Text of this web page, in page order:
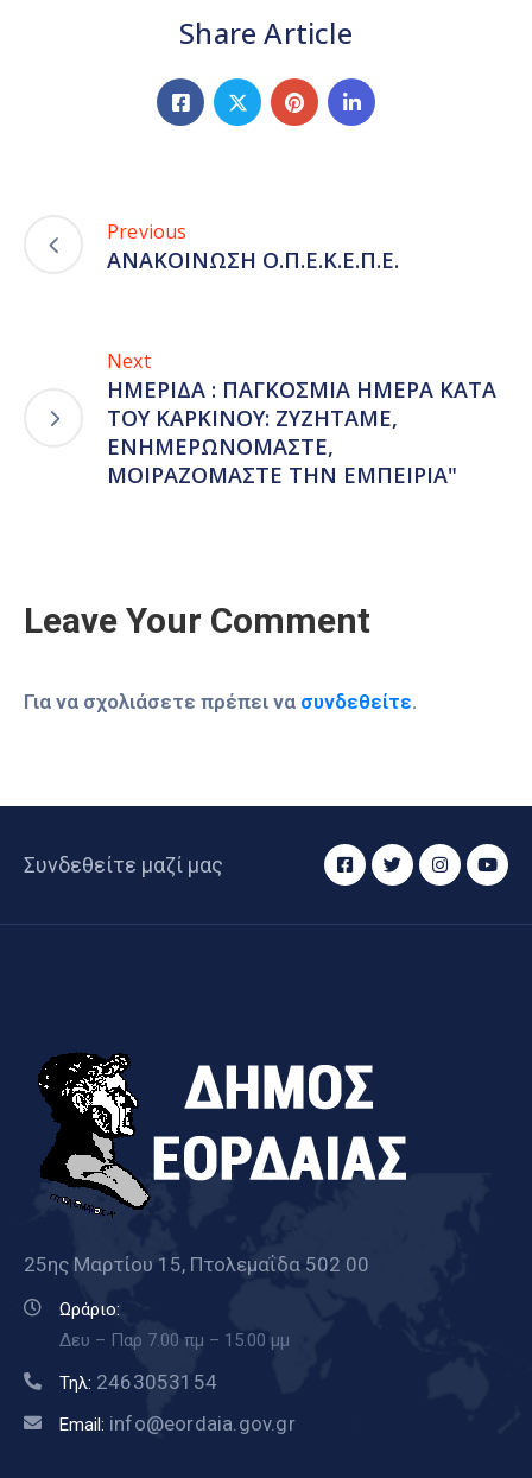
Share Article
Previous
ΑΝΑΚΟΙΝΩΣΗ Ο.Π.Ε.Κ.Ε.Π.Ε.
Next
ΗΜΕΡΙΔΑ : ΠΑΓΚΟΣΜΙΑ ΗΜΕΡΑ ΚΑΤΑ
ΤΟΥ ΚΑΡΚΙΝΟΥ: ΖΥΖΗΤΑΜΕ,
ΕΝΗΜΕΡΩΝΟΜΑΣΤΕ,
ΜΟΙΡΑΖΟΜΑΣΤΕ ΤΗΝ ΕΜΠΕΙΡΙΑ"
Leave Your Comment
Για να σχολιάσετε πρέπει να συνδεθείτε.
Συνδεθείτε μαζί μας
25ης Μαρτίου 15, Πτολεμαΐδα 502 00
Ωράριο:
Δευ – Παρ 7.00 πμ – 15.00 μμ
Τηλ: 2463053154
Email: info@eordaia.gov.gr